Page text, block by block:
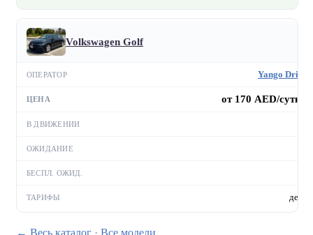
Volkswagen Golf
Yango Drive
от 170 AED/сутки
день
← Весь каталог · Все модели